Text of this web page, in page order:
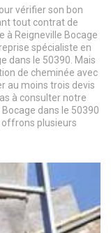
vérifier son bon
tout contrat de
à Reigneville Bocage
spécialiste en
dans le 50390. Mais
de cheminée avec
au moins trois devis
à consulter notre
dans le 50390
offrons plusieurs